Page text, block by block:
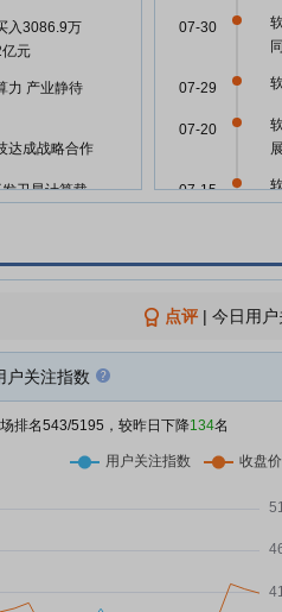
入3086.9万
元
力 产业静待
达成战略合作
卫星计算载
事会第三十一
调整只是AI
元
07-30
07-29
07-20
07-15
07-08
点评| 今日用
户关注指数
排名543/5195，较昨日下降134名